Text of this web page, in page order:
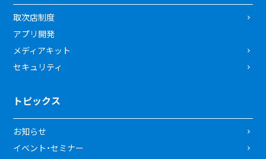
取次店制度
アプリ開発
メディアキット
セキュリティ
トピックス
お知らせ
イベント・セミナー